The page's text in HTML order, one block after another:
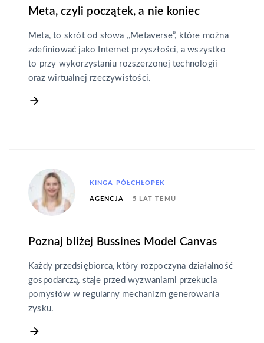
Meta, czyli początek, a nie koniec
Meta, to skrót od słowa ,,Metaverse”, które można
zdefiniować jako Internet przyszłości, a wszystko
to przy wykorzystaniu rozszerzonej technologii
oraz wirtualnej rzeczywistości.
KINGA PÓŁCHŁOPEK
AGENCJA 5 LAT TEMU
Poznaj bliżej Bussines Model Canvas
Każdy przedsiębiorca, który rozpoczyna działalność
gospodarczą, staje przed wyzwaniami przekucia
pomysłów w regularny mechanizm generowania
zysku.